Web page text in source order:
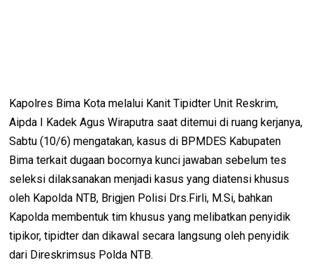
Kapolres Bima Kota melalui Kanit Tipidter Unit Reskrim,
Aipda I Kadek Agus Wiraputra saat ditemui di ruang kerjanya,
Sabtu (10/6) mengatakan, kasus di BPMDES Kabupaten
Bima terkait dugaan bocornya kunci jawaban sebelum tes
seleksi dilaksanakan menjadi kasus yang diatensi khusus
oleh Kapolda NTB, Brigjen Polisi Drs.Firli, M.Si, bahkan
Kapolda membentuk tim khusus yang melibatkan penyidik
tipikor, tipidter dan dikawal secara langsung oleh penyidik
dari Direskrimsus Polda NTB.